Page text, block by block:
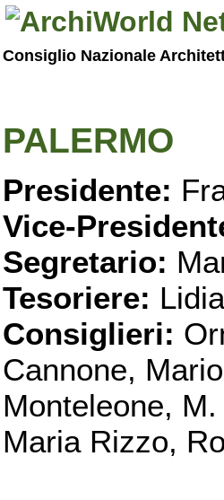
Consiglio Nazionale
PALERMO
Presidente:
Vice-
Segretario:
Tesoriere:
Consiglieri:
Cannone,
Monteleone,
Maria Rizzo,